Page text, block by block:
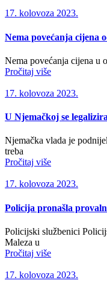
17. kolovoza 2023.
Nema povećanja cijena
Nema povećanja cijena u
Pročitaj više
17. kolovoza 2023.
U Njemačkoj se
Njemačka vlada je
treba
Pročitaj više
17. kolovoza 2023.
Policija pronašla
Policijski službenici
Maleza u
Pročitaj više
17. kolovoza 2023.